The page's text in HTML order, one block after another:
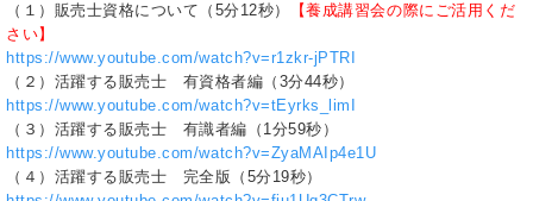
（１）販売士資格について（5分12秒）
【養成講習会の際にご活用くだ
さい】
https://www.youtube.com/watch?v=r1zkr-jPTRI
（２）活躍する販売士 有資格者編（3分44秒）
https://www.youtube.com/watch?v=tEyrks_limI
（３）活躍する販売士 有識者編（1分59秒）
https://www.youtube.com/watch?v=ZyaMAIp4e1U
（４）活躍する販売士 完全版（5分19秒）